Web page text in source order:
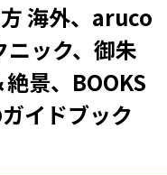
海外、aruco
ック、御朱
景、BOOKS
イドブック